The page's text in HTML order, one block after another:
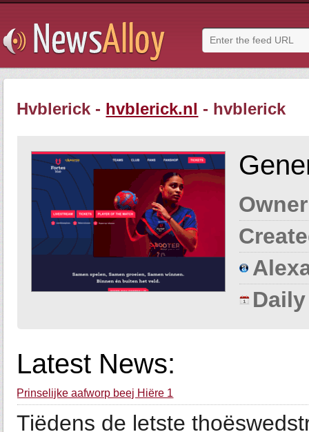
Hvblerick - hvblerick.nl - hvblerick
Latest News:
Prinselijke aafworp beej Hiëre 1
Tiëdens de letste